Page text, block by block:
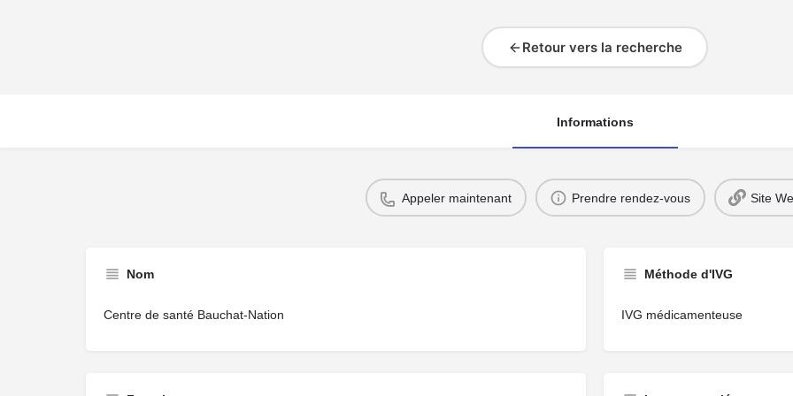
Retour vers la recherche
Informations
Appeler maintenant Prendre rendez-vous Site
Nom
Centre de santé Bauchat-Nation
Méthode d'IVG
IVG médicamenteuse